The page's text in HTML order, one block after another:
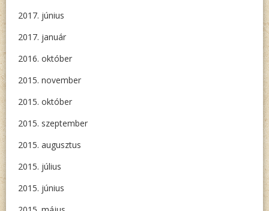
2017. június
2017. január
2016. október
2015. november
2015. október
2015. szeptember
2015. augusztus
2015. július
2015. június